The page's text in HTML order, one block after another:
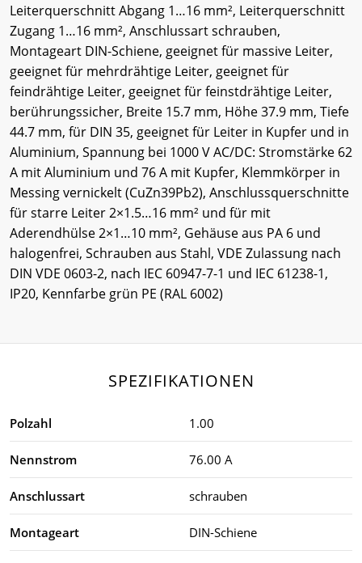
Leiterquerschnitt Abgang 1…16 mm², Leiterquerschnitt
Zugang 1…16 mm², Anschlussart schrauben,
Montageart DIN-Schiene, geeignet für massive Leiter,
geeignet für mehrdrähtige Leiter, geeignet für
feindrähtige Leiter, geeignet für feinstdrähtige Leiter,
berührungssicher, Breite 15.7 mm, Höhe 37.9 mm, Tiefe
44.7 mm, für DIN 35, geeignet für Leiter in Kupfer und in
Aluminium, Spannung bei 1000 V AC/DC: Stromstärke 62
A mit Aluminium und 76 A mit Kupfer, Klemmkörper in
Messing vernickelt (CuZn39Pb2), Anschlussquerschnitte
für starre Leiter 2×1.5…16 mm² und für mit
Aderendhülse 2×1…10 mm², Gehäuse aus PA 6 und
halogenfrei, Schrauben aus Stahl, VDE Zulassung nach
DIN VDE 0603-2, nach IEC 60947-7-1 und IEC 61238-1,
IP20, Kennfarbe grün PE (RAL 6002)
SPEZIFIKATIONEN
Polzahl 1.00
Nennstrom 76.00 A
Anschlussart schrauben
Montageart DIN-Schiene